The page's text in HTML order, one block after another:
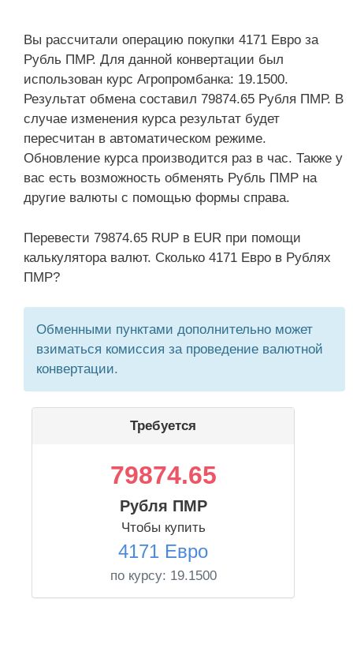
Вы рассчитали операцию покупки 4171 Евро за
Рубль ПМР. Для данной конвертации был
использован курс Агропромбанка: 19.1500.
Результат обмена составил 79874.65 Рубля ПМР. В
случае изменения курса результат будет
пересчитан в автоматическом режиме.
Обновление курса производится раз в час. Также у
вас есть возможность обменять Рубль ПМР на
другие валюты с помощью формы справа.
Перевести 79874.65 RUP в EUR при помощи
калькулятора валют. Сколько 4171 Евро в Рублях
ПМР?
Обменными пунктами дополнительно может
взиматься комиссия за проведение валютной
конвертации.
Требуется
79874.65
Рубля ПМР
Чтобы купить
4171 Евро
по курсу: 19.1500